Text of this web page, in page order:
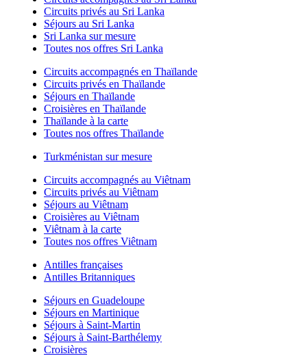
Circuits privés au Sri Lanka
Séjours au Sri Lanka
Sri Lanka sur mesure
Toutes nos offres Sri Lanka
Circuits accompagnés en Thaïlande
Circuits privés en Thaïlande
Séjours en Thaïlande
Croisières en Thaïlande
Thaïlande à la carte
Toutes nos offres Thaïlande
Turkménistan sur mesure
Circuits accompagnés au Viêtnam
Circuits privés au Viêtnam
Séjours au Viêtnam
Croisières au Viêtnam
Viêtnam à la carte
Toutes nos offres Viêtnam
Antilles françaises
Antilles Britanniques
Séjours en Guadeloupe
Séjours en Martinique
Séjours à Saint-Martin
Séjours à Saint-Barthélemy
Croisières